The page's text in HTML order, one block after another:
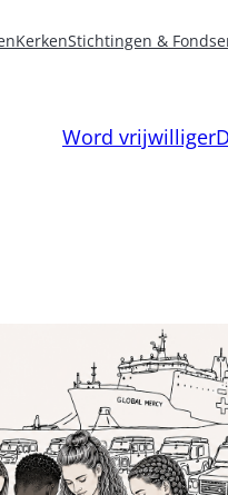
KerkenStichtingen &
Word vrijwilliger